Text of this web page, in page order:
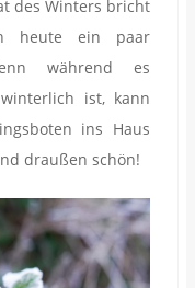
des Winters bricht
heute ein paar
während es
ist, kann
ins Haus
draußen schön!